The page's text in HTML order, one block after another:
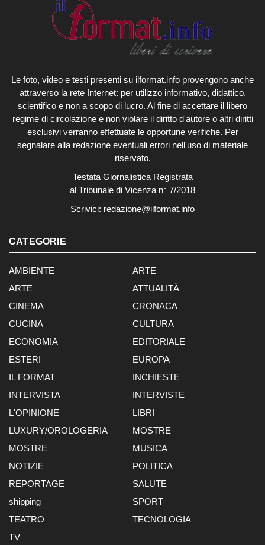
Le foto, video e testi presenti su ilformat.info provengono anche
attraverso la rete Internet: per utilizzo informativo, didattico,
scientifico e non a scopo di lucro. Al fine di accettare il libero
regime di circolazione e non violare il diritto d'autore o altri diritti
esclusivi verranno effettuate le opportune verifiche. Per
segnalare alla redazione eventuali errori nell'uso di materiale
riservato.
Testata Giornalistica Registrata
al Tribunale di Vicenza n° 7/2018
Scrivici: redazione@ilformat.info
CATEGORIE
AMBIENTE
ARTE
ARTE
ATTUALITÀ
CINEMA
CRONACA
CUCINA
CULTURA
ECONOMIA
EDITORIALE
ESTERI
EUROPA
IL FORMAT
INCHIESTE
INTERVISTA
INTERVISTE
L'OPINIONE
LIBRI
LUXURY/OROLOGERIA
MOSTRE
MOSTRE
MUSICA
NOTIZIE
POLITICA
REPORTAGE
SALUTE
shipping
SPORT
TEATRO
TECNOLOGIA
TV